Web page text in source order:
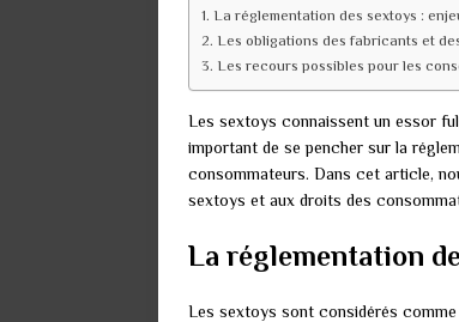
La réglementation des sextoys :
Les obligations des fabricants et
Les recours possibles pour les
Les sextoys connaissent un essor
important de se pencher sur la
consommateurs. Dans cet article,
sextoys et aux droits des
La réglementation
Les sextoys sont considérés comme